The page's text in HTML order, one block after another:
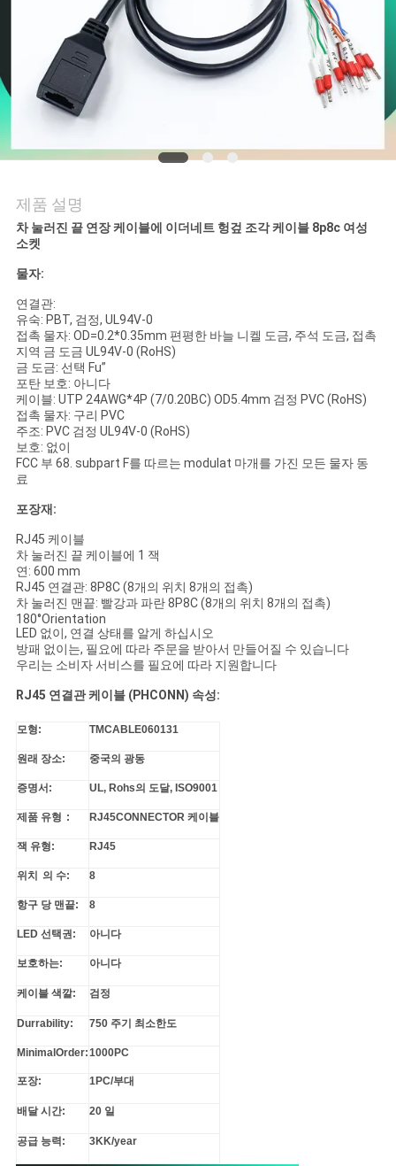
주
세
요
VR
SHOW
사
이
트
맵
PRIVACY
POLICY
제품 설명
차 눌러진 끝 연장 케이블에 이더네트 헝겊 조각 케이블 8p8c 여성
소켓
물자:
연결관:
유숙: PBT, 검정, UL94V-0
접촉 물자: OD=0.2*0.35mm 편평한 바늘 니켈 도금, 주석 도금, 접촉
지역 금 도금 UL94V-0 (RoHS)
금 도금: 선택 Fu”
포탄 보호: 아니다
케이블: UTP 24AWG*4P (7/0.20BC) OD5.4mm 검정 PVC (RoHS)
접촉 물자: 구리 PVC
주조: PVC 검정 UL94V-0 (RoHS)
보호: 없이
FCC 부 68. subpart F를 따르는 modulat 마개를 가진 모든 물자 동
료
포장재:
RJ45 케이블
차 눌러진 끝 케이블에 1 잭
연: 600 mm
RJ45 연결관: 8P8C (8개의 위치 8개의 접촉)
차 눌러진 맨끝: 빨강과 파란 8P8C (8개의 위치 8개의 접촉)
180°Orientation
LED 없이, 연결 상태를 알게 하십시오
방패 없이는, 필요에 따라 주문을 받아서 만들어질 수 있습니다
우리는 소비자 서비스를 필요에 따라 지원합니다
RJ45 연결관 케이블 (PHCONN) 속성:
모형: TMCABLE060131
원래 장소: 중국의 광동
증명서: UL, Rohs의 도달, ISO9001
제품 유형 : RJ45CONNECTOR 케이블
잭 유형: RJ45
위치 의 수: 8
항구 당 맨끝: 8
LED 선택권: 아니다
보호하는: 아니다
케이블 색깔: 검정
Durrability: 750 주기 최소한도
MinimalOrder:1000PC
포장: 1PC/부대
배달 시간: 20 일
공급 능력: 3KK/year